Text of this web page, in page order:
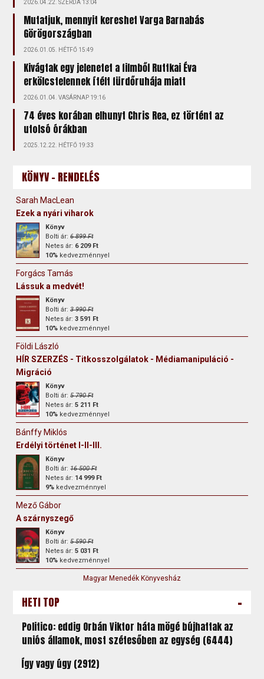
2026.04.22. SZERDA 13:04
Mutatjuk, mennyit kereshet Varga Barnabás
Görögországban
2026.01.05. HÉTFŐ 15:49
Kivágtak egy jelenetet a filmből Ruttkai Éva
erkölcstelennek ítélt fürdőruhája miatt
2026.01.04. VASÁRNAP 19:16
74 éves korában elhunyt Chris Rea, ez történt az
utolsó órákban
2025.12.22. HÉTFŐ 19:33
KÖNYV - RENDELÉS
Sarah MacLean
Ezek a nyári viharok
Könyv
Bolti ár:6 899 Ft
Netes ár: 6 209 Ft
10% kedvezménnyel
Forgács Tamás
Lássuk a medvét!
Könyv
Bolti ár:3 990 Ft
Netes ár:3 591 Ft
10% kedvezménnyel
Földi László
HÍR SZERZÉS - Titkosszolgálatok - Médiamanipuláció -
Migráció
Könyv
Bolti ár:5 790 Ft
Netes ár:5 211 Ft
10% kedvezménnyel
Bánffy Miklós
Erdélyi történet I-II-III.
Könyv
Bolti ár:16 500 Ft
Netes ár: 14 999 Ft
9% kedvezménnyel
Mező Gábor
A szárnyszegő
Könyv
Bolti ár:5 590 Ft
Netes ár:5 031 Ft
10% kedvezménnyel
Magyar Menedék Könyvesház
HETI TOP -
Politico: eddig Orbán Viktor háta mögé bújhattak az
uniós államok, most szétesőben az egység (6444)
Így vagy úgy (2912)